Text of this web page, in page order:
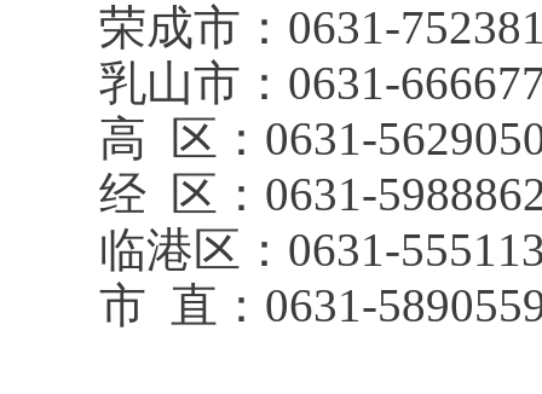
荣成市：0631-
乳山市：0631-
高 区：0631-
经 区：0631-
临港区：0631-
市 直：0631-